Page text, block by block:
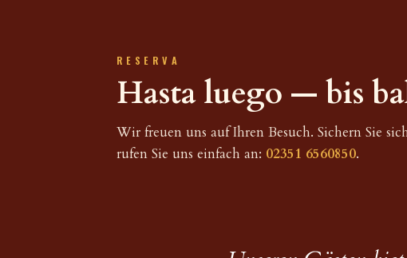
RESERVA
Hasta luego — bis
Wir freuen uns auf Ihren Besuch. Sichern Sie
rufen Sie uns einfach an: 02351 6560850.